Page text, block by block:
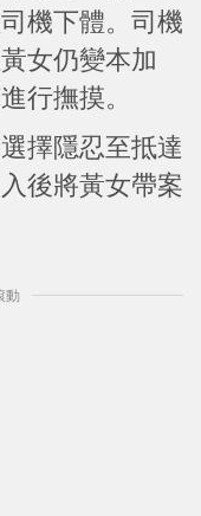
機下體。司機
女仍變本加
行撫摸。
擇隱忍至抵達
後將黃女帶案
動